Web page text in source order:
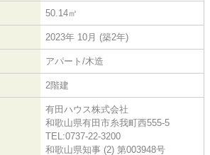
50.14㎡
2023年 10月 (築2年)
アパート/木造
2階建
有田ハウス株式会社
和歌山県有田市糸我町西555-5
TEL:0737-22-3200
和歌山県知事 (2) 第003948号